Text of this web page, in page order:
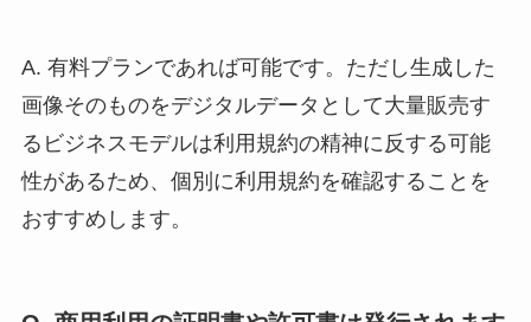
A. 有料プランであれば可能です。ただし生成した
画像そのものをデジタルデータとして大量販売す
るビジネスモデルは利用規約の精神に反する可能
性があるため、個別に利用規約を確認することを
おすすめします。